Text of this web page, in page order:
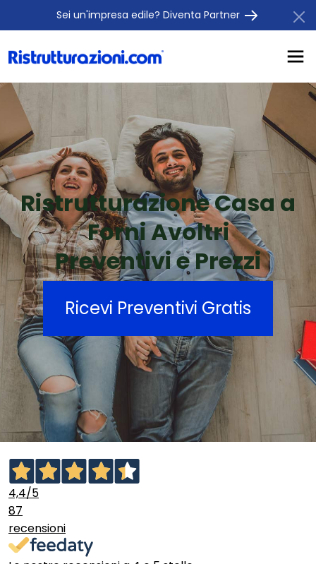
Sei un'impresa edile? Diventa Partner
Ristrutturazione Casa a
Forni Avoltri
Preventivi e Prezzi
Ricevi Preventivi Gratis
4,4/5
87
recensioni